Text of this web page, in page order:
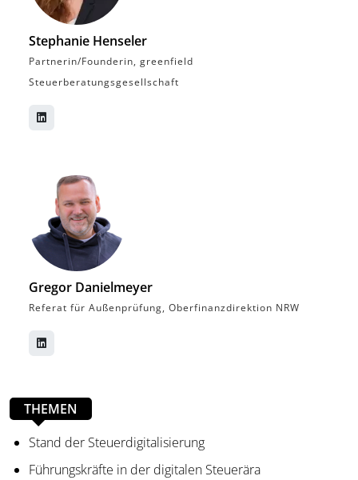
Stephanie Henseler
Partnerin/Founderin, greenfield
Steuerberatungsgesellschaft
Gregor Danielmeyer
Referat für Außenprüfung, Oberfinanzdirektion NRW
THEMEN
Stand der Steuerdigitalisierung
Führungskräfte in der digitalen Steuerära